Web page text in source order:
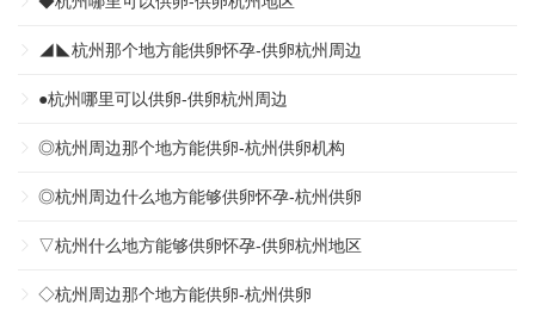
◢◣杭州那个地方能供卵怀孕-供卵杭州周边
●杭州哪里可以供卵-供卵杭州周边
◎杭州周边那个地方能供卵-杭州供卵机构
◎杭州周边什么地方能够供卵怀孕-杭州供卵
▽杭州什么地方能够供卵怀孕-供卵杭州地区
◇杭州周边那个地方能供卵-杭州供卵